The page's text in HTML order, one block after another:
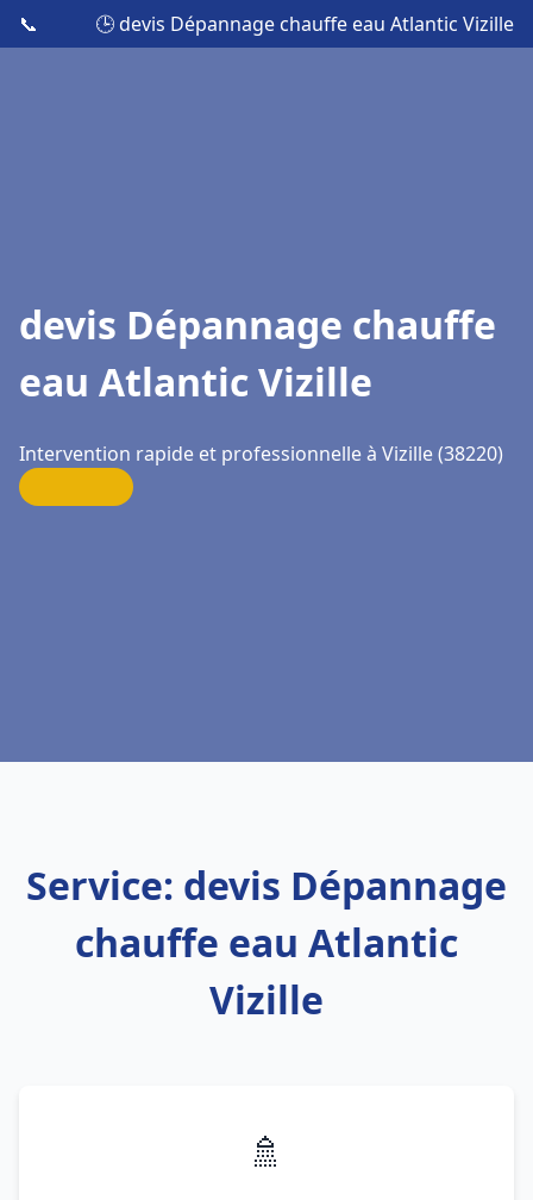
📞 🕒 devis Dépannage chauffe eau Atlantic Vizille
devis Dépannage chauffe
eau Atlantic Vizille
Intervention rapide et professionnelle à Vizille (38220)
Service: devis Dépannage
chauffe eau Atlantic
Vizille
🚿